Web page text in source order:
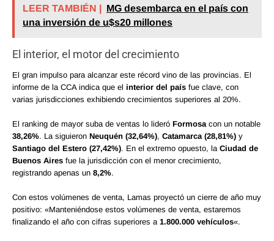
LEER TAMBIÉN | MG desembarca en el país con
una inversión de u$s20 millones
El interior, el motor del crecimiento
El gran impulso para alcanzar este récord vino de las provincias. El
informe de la CCA indica que el interior del país fue clave, con
varias jurisdicciones exhibiendo crecimientos superiores al 20%.
El ranking de mayor suba de ventas lo lideró Formosa con un notable
38,26%. La siguieron Neuquén (32,64%), Catamarca (28,81%) y
Santiago del Estero (27,42%). En el extremo opuesto, la Ciudad de
Buenos Aires fue la jurisdicción con el menor crecimiento,
registrando apenas un 8,2%.
Con estos volúmenes de venta, Lamas proyectó un cierre de año muy
positivo: «Manteniéndose estos volúmenes de venta, estaremos
finalizando el año con cifras superiores a 1.800.000 vehículos«.